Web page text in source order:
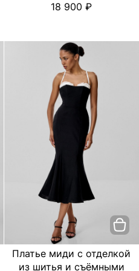
платье
принтом.
Цвет
пудровый
платье
принтом.
Цвет
Черный
18 900
Платье миди с отделкой
из шитья и съёмными